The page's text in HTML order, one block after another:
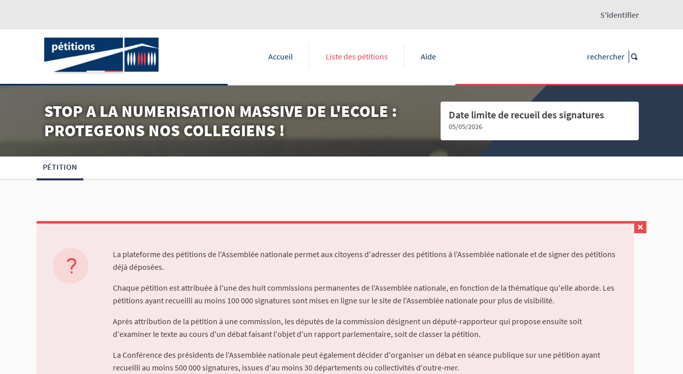
S'identifier
Accueil Liste des pétitions Aide
STOP A LA NUMERISATION MASSIVE DE L'ECOLE :
PROTEGEONS NOS COLLEGIENS !
Date limite de recueil des signatures
05/05/2026
PÉTITION
La plateforme des pétitions de l'Assemblée nationale permet aux citoyens d'adresser des pétitions à l'Assemblée nationale et de signer des pétitions
déjà déposées.
Chaque pétition est attribuée à l'une des huit commissions permanentes de l'Assemblée nationale, en fonction de la thématique qu'elle aborde. Les
pétitions ayant recueilli au moins 100 000 signatures sont mises en ligne sur le site de l'Assemblée nationale pour plus de visibilité.
Après attribution de la pétition à une commission, les députés de la commission désignent un député-rapporteur qui propose ensuite soit
d'examiner le texte au cours d'un débat faisant l'objet d'un rapport parlementaire, soit de classer la pétition.
La Conférence des présidents de l'Assemblée nationale peut également décider d'organiser un débat en séance publique sur une pétition ayant
recueilli au moins 500 000 signatures, issues d'au moins 30 départements ou collectivités d'outre-mer.